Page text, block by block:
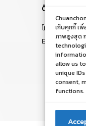
เก็บคุกกี๊ เ
ภาพสูงสุด
allow us
unique
consent,
functions.
ติดต่อสอบถ
โทร. 065-526-
E-mail :